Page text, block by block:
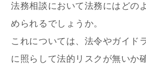
法務相談において法務にはどの
められるでしょうか。
これについては、法令やガイド
に照らして法的リスクが無いか